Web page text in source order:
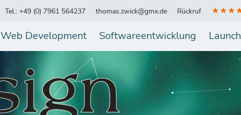
Tel.: +49 (0) 7961 564237 thomas.zwick@gmx.de Rückruf
Web Development Softwareentwicklung